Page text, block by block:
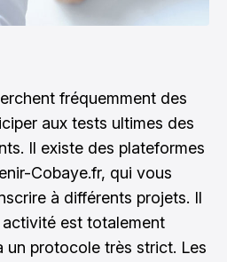
fréquemment des
aux tests ultimes des
Il existe des plateformes
Cobaye.fr, qui vous
à différents projets. Il
est totalement
un protocole très strict. Les